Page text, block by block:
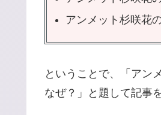
アンメット杉咲花
ということで、「アン
なぜ？」と題して記事